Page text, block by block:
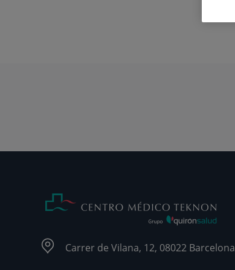
Carrer de Vilana, 12, 08022 Barcelona